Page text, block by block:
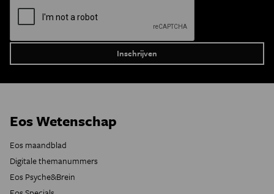
Eos Wetenschap
Eos maandblad
Digitale themanummers
Eos Psyche&Brein